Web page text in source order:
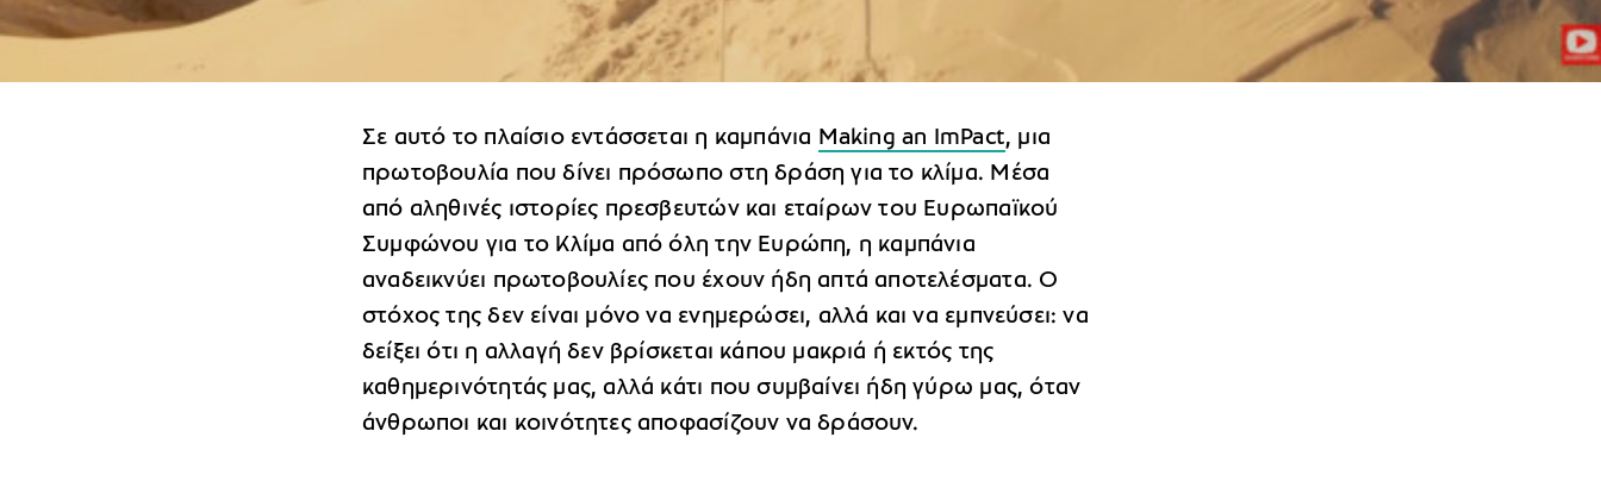
Σε αυτό το πλαίσιο εντάσσεται η καμπάνια Making an ImPact, μια
πρωτοβουλία που δίνει πρόσωπο στη δράση για το κλίμα. Μέσα
από αληθινές ιστορίες πρεσβευτών και εταίρων του Ευρωπαϊκού
Συμφώνου για το Κλίμα από όλη την Ευρώπη, η καμπάνια
αναδεικνύει πρωτοβουλίες που έχουν ήδη απτά αποτελέσματα. Ο
στόχος της δεν είναι μόνο να ενημερώσει, αλλά και να εμπνεύσει: να
δείξει ότι η αλλαγή δεν βρίσκεται κάπου μακριά ή εκτός της
καθημερινότητάς μας, αλλά κάτι που συμβαίνει ήδη γύρω μας, όταν
άνθρωποι και κοινότητες αποφασίζουν να δράσουν.